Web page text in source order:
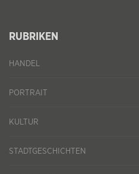
RUBRIKEN
HANDEL
PORTRAIT
KULTUR
STADTGESCHICHTEN